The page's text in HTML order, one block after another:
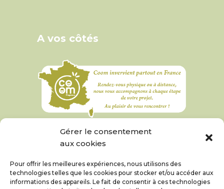
Gérer le consentement
aux cookies
Pour offrir les meilleures expériences, nous utilisons des
technologies telles que les cookies pour stocker et/ou accéder aux
informations des appareils. Le fait de consentir à ces technologies
A vos côtés